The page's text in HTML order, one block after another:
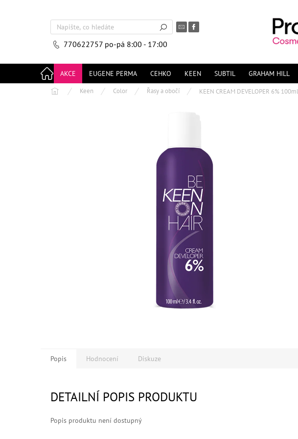
770622757 po-pá 8:00 - 17:00
AKCE EUGENE PERMA CEHKO KEEN SUBTIL GRAHAM HILL
Domů Keen Color Řasy a obočí KEEN CREAM DEVELOPER 6% 100ml
Popis Hodnocení Diskuze
DETAILNÍ POPIS PRODUKTU
Popis produktu není dostupný